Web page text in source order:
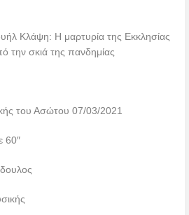
Κλάψη: Η μαρτυρία της Εκκλησίας
την σκιά της πανδημίας
του Ασώτου 07/03/2021
60″